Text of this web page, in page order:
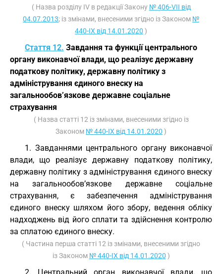
( Назва розділу IV в редакції Закону № 406-VII від
04.07.2013; із змінами, внесеними згідно із Законом №
440-IX від 14.01.2020 )
Стаття 12. Завдання та функції центрального
органу виконавчої влади, що реалізує державну
податкову політику, державну політику з
адміністрування єдиного внеску на
загальнообов’язкове державне соціальне
страхування
( Назва статті 12 із змінами, внесеними згідно із
Законом № 440-IX від 14.01.2020 )
1. Завданнями центрального органу виконавчої
влади, що реалізує державну податкову політику,
державну політику з адміністрування єдиного внеску
на загальнообов’язкове державне соціальне
страхування, є забезпечення адміністрування
єдиного внеску шляхом його збору, ведення обліку
надходжень від його сплати та здійснення контролю
за сплатою єдиного внеску.
( Частина перша статті 12 із змінами, внесеними згідно
із Законом № 440-IX від 14.01.2020 )